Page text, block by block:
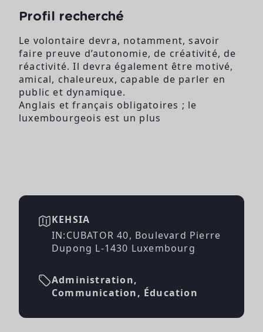
Profil recherché
Le volontaire devra, notamment, savoir
faire preuve d’autonomie, de créativité, de
réactivité. Il devra également être motivé,
amical, chaleureux, capable de parler en
public et dynamique.
Anglais et français obligatoires ; le
luxembourgeois est un plus
KEHSIA
IN:CUBATOR 40, Boulevard Pierre
Dupong L-1430 Luxembourg
Administration,
Communication, Éducation